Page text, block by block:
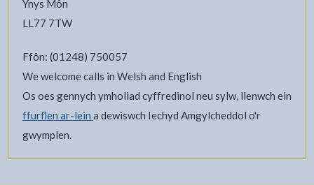
Ynys Môn
LL77 7TW
Ffôn: (01248) 750057
We welcome calls in Welsh and English
Os oes gennych ymholiad cyffredinol neu sylw, llenwch ein
ffurflen ar-lein a dewiswch Iechyd Amgylcheddol o'r
gwymplen.